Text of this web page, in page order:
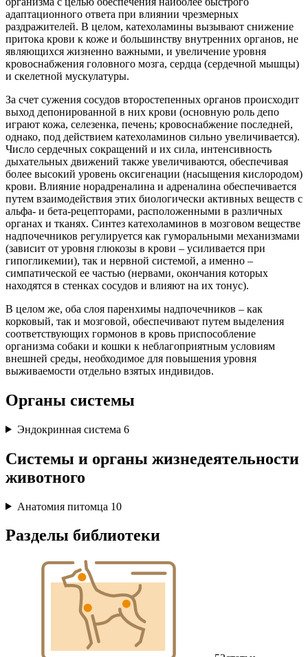
адаптационного ответа при влиянии чрезмерных
раздражителей. В целом, катехоламины вызывают снижение
притока крови к коже и большинству внутренних органов, не
являющихся жизненно важными, и увеличение уровня
кровоснабжения головного мозга, сердца (сердечной мышцы)
и скелетной мускулатуры.
За счет сужения сосудов второстепенных органов происходит
выход депонированной в них крови (основную роль депо
играют кожа, селезенка, печень; кровоснабжение последней,
однако, под действием катехоламинов сильно увеличивается).
Число сердечных сокращений и их сила, интенсивность
дыхательных движений также увеличиваются, обеспечивая
более высокий уровень оксигенации (насыщения кислородом)
крови. Влияние норадреналина и адреналина обеспечивается
путем взаимодействия этих биологически активных веществ с
альфа- и бета-рецепторами, расположенными в различных
органах и тканях. Синтез катехоламинов в мозговом веществе
надпочечников регулируется как гуморальными механизмами
(зависит от уровня глюкозы в крови – усиливается при
гипогликемии), так и нервной системой, а именно –
симпатической ее частью (нервами, окончания которых
находятся в стенках сосудов и влияют на их тонус).
В целом же, оба слоя паренхимы надпочечников – как
корковый, так и мозговой, обеспечивают путем выделения
соответствующих гормонов в кровь приспособление
организма собаки и кошки к неблагоприятным условиям
внешней среды, необходимое для повышения уровня
выживаемости отдельно взятых индивидов.
Органы системы
Эндокринная система 6
Системы и органы жизнедеятельности
животного
Анатомия питомца 10
Разделы библиотеки